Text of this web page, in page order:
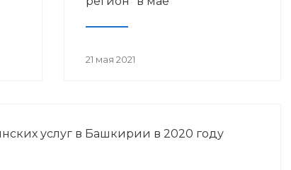
21 мая 2021
услуг в Башкирии в 2020 году